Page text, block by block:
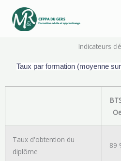
contenu
Indicateurs
Taux par formation (moyenne
Taux d'obtention du
diplôme
89